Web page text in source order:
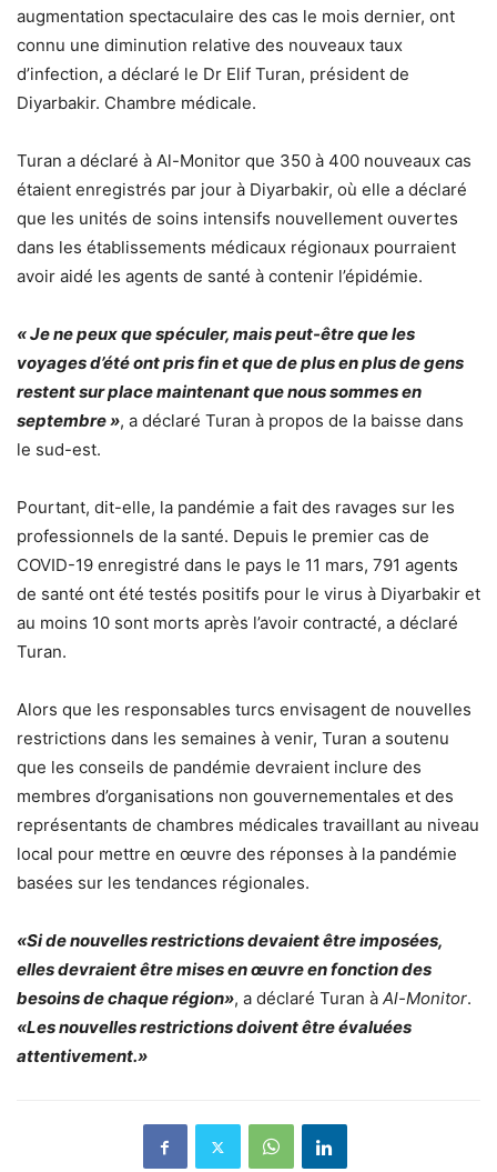
augmentation spectaculaire des cas le mois dernier, ont
connu une diminution relative des nouveaux taux
d’infection, a déclaré le Dr Elif Turan, président de
Diyarbakir. Chambre médicale.
Turan a déclaré à Al-Monitor que 350 à 400 nouveaux cas
étaient enregistrés par jour à Diyarbakir, où elle a déclaré
que les unités de soins intensifs nouvellement ouvertes
dans les établissements médicaux régionaux pourraient
avoir aidé les agents de santé à contenir l’épidémie.
« Je ne peux que spéculer, mais peut-être que les
voyages d’été ont pris fin et que de plus en plus de gens
restent sur place maintenant que nous sommes en
septembre », a déclaré Turan à propos de la baisse dans
le sud-est.
Pourtant, dit-elle, la pandémie a fait des ravages sur les
professionnels de la santé. Depuis le premier cas de
COVID-19 enregistré dans le pays le 11 mars, 791 agents
de santé ont été testés positifs pour le virus à Diyarbakir et
au moins 10 sont morts après l’avoir contracté, a déclaré
Turan.
Alors que les responsables turcs envisagent de nouvelles
restrictions dans les semaines à venir, Turan a soutenu
que les conseils de pandémie devraient inclure des
membres d’organisations non gouvernementales et des
représentants de chambres médicales travaillant au niveau
local pour mettre en œuvre des réponses à la pandémie
basées sur les tendances régionales.
«Si de nouvelles restrictions devaient être imposées,
elles devraient être mises en œuvre en fonction des
besoins de chaque région», a déclaré Turan à Al-Monitor.
«Les nouvelles restrictions doivent être évaluées
attentivement.»